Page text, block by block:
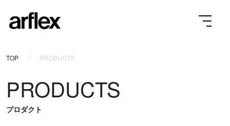
TOP PRODUCTS
PRODUCTS
プロダクト